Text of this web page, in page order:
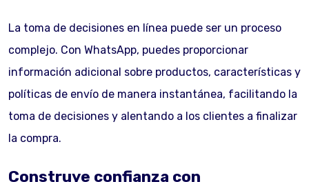
La toma de decisiones en línea puede ser un proceso
complejo. Con WhatsApp, puedes proporcionar
información adicional sobre productos, características y
políticas de envío de manera instantánea, facilitando la
toma de decisiones y alentando a los clientes a finalizar
la compra.
Construye confianza con